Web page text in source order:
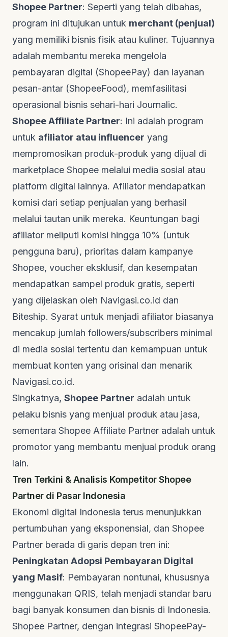
Shopee Partner: Seperti yang telah dibahas,
program ini ditujukan untuk merchant (penjual)
yang memiliki bisnis fisik atau kuliner. Tujuannya
adalah membantu mereka mengelola
pembayaran digital (ShopeePay) dan layanan
pesan-antar (ShopeeFood), memfasilitasi
operasional bisnis sehari-hari Journalic.
Shopee Affiliate Partner: Ini adalah program
untuk afiliator atau influencer yang
mempromosikan produk-produk yang dijual di
marketplace Shopee melalui media sosial atau
platform digital lainnya. Afiliator mendapatkan
komisi dari setiap penjualan yang berhasil
melalui tautan unik mereka. Keuntungan bagi
afiliator meliputi komisi hingga 10% (untuk
pengguna baru), prioritas dalam kampanye
Shopee, voucher eksklusif, dan kesempatan
mendapatkan sampel produk gratis, seperti
yang dijelaskan oleh Navigasi.co.id dan
Biteship. Syarat untuk menjadi afiliator biasanya
mencakup jumlah followers/subscribers minimal
di media sosial tertentu dan kemampuan untuk
membuat konten yang orisinal dan menarik
Navigasi.co.id.
Singkatnya, Shopee Partner adalah untuk
pelaku bisnis yang menjual produk atau jasa,
sementara Shopee Affiliate Partner adalah untuk
promotor yang membantu menjual produk orang
lain.
Tren Terkini & Analisis Kompetitor Shopee
Partner di Pasar Indonesia
Ekonomi digital Indonesia terus menunjukkan
pertumbuhan yang eksponensial, dan Shopee
Partner berada di garis depan tren ini:
Peningkatan Adopsi Pembayaran Digital
yang Masif: Pembayaran nontunai, khususnya
menggunakan QRIS, telah menjadi standar baru
bagi banyak konsumen dan bisnis di Indonesia.
Shopee Partner, dengan integrasi ShopeePay-